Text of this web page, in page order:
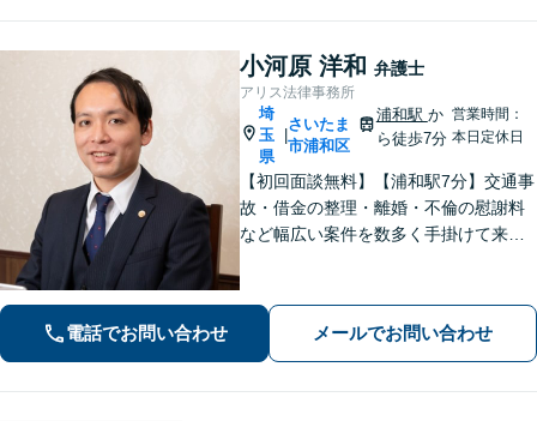
小河原 洋和 弁護士
アリス法律事務所
埼
玉
県
|
さいたま
市浦和区
浦和駅 か
ら徒歩7分
営業時間：
本日定休日
【初回面談無料】【浦和駅7分】交通事
故・借金の整理・離婚・不倫の慰謝料
など幅広い案件を数多く手掛けて来ま
出すことを心がけています。まずはご
相談ください。
電話でお問い合わせ メールでお問い合わせ